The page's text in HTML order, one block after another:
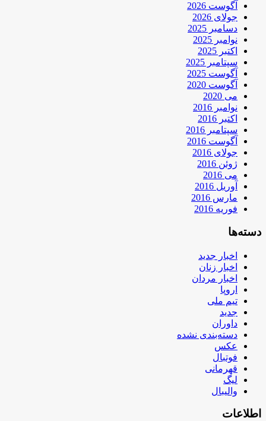
آگوست 2026
جولای 2026
دسامبر 2025
نوامبر 2025
اکتبر 2025
سپتامبر 2025
آگوست 2025
آگوست 2020
می 2020
نوامبر 2016
اکتبر 2016
سپتامبر 2016
آگوست 2016
جولای 2016
ژوئن 2016
می 2016
آوریل 2016
مارس 2016
فوریه 2016
دسته‌ها
اخبار جدید
اخبار زنان
اخبار مردان
اروپا
تیم ملی
جدید
داوران
دسته‌بندی نشده
عکس
فوتبال
قهرمانی
لیگ
والیبال
اطلاعات